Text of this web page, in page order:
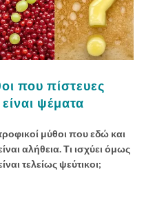
που πίστευες
ψέματα
μύθοι που εδώ και
αλήθεια. Τι ισχύει όμως
τελείως ψεύτικοι;